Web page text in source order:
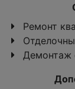
Ремонт
Демонтаж